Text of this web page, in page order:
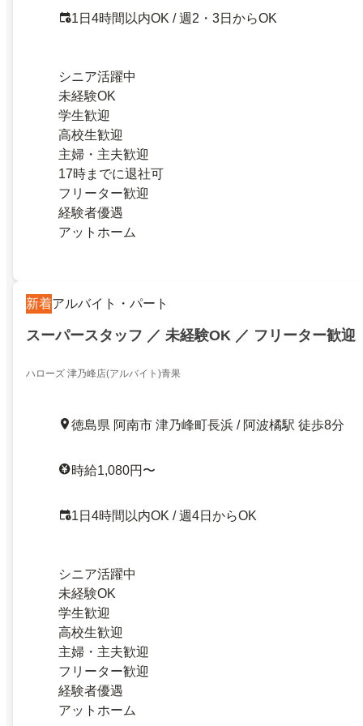
1日4時間以内OK / 週2・3日からOK
シニア活躍中
未経験OK
学生歓迎
高校生歓迎
主婦・主夫歓迎
17時までに退社可
フリーター歓迎
経験者優遇
アットホーム
新着アルバイト・パート
スーパースタッフ ／ 未経験OK ／ フリーター歓迎
ハローズ 津乃峰店(アルバイト)青果
徳島県 阿南市 津乃峰町長浜 / 阿波橘駅 徒歩8分
時給1,080円〜
1日4時間以内OK / 週4日からOK
シニア活躍中
未経験OK
学生歓迎
高校生歓迎
主婦・主夫歓迎
フリーター歓迎
経験者優遇
アットホーム